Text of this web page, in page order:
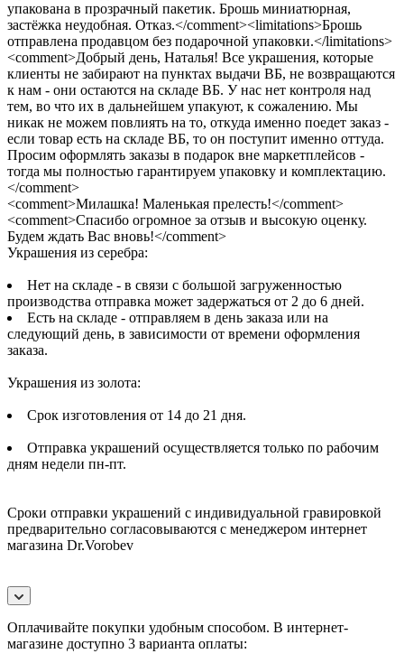
упакована в прозрачный пакетик. Брошь миниатюрная,
застёжка неудобная. Отказ.</comment><limitations>Брошь
отправлена продавцом без подарочной упаковки.</limitations>
<comment>Добрый день, Наталья! Все украшения, которые
клиенты не забирают на пунктах выдачи ВБ, не возвращаются
к нам - они остаются на складе ВБ. У нас нет контроля над
тем, во что их в дальнейшем упакуют, к сожалению. Мы
никак не можем повлиять на то, откуда именно поедет заказ -
если товар есть на складе ВБ, то он поступит именно оттуда.
Просим оформлять заказы в подарок вне маркетплейсов -
тогда мы полностью гарантируем упаковку и комплектацию.
</comment>
<comment>Милашка! Маленькая прелесть!</comment>
<comment>Спасибо огромное за отзыв и высокую оценку.
Будем ждать Вас вновь!</comment>
Украшения из серебра:
Нет на складе - в связи с большой загруженностью
производства отправка может задержаться от 2 до 6 дней.
Есть на складе - отправляем в день заказа или на
следующий день, в зависимости от времени оформления
заказа.
Украшения из золота:
Срок изготовления от 14 до 21 дня.
Отправка украшений осуществляется только по рабочим
дням недели пн-пт.
Сроки отправки украшений с индивидуальной гравировкой
предварительно согласовываются с менеджером интернет
магазина Dr.Vorobev
Оплачивайте покупки удобным способом. В интернет-
магазине доступно 3 варианта оплаты: